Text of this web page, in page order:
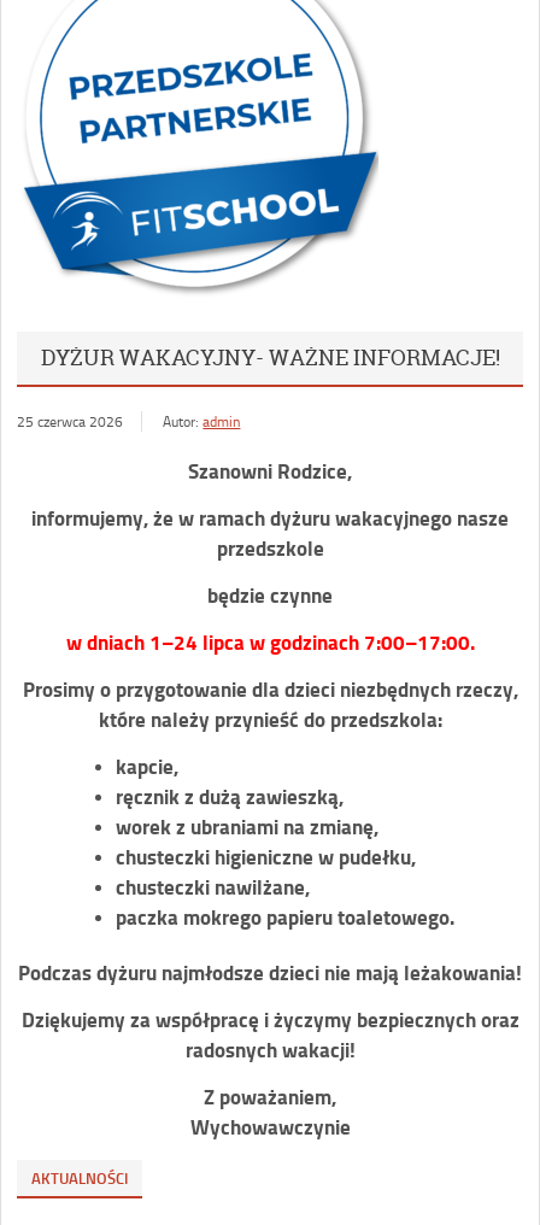
DYŻUR WAKACYJNY- WAŻNE INFORMACJE!
25 czerwca 2026 Autor:admin
Szanowni Rodzice,
informujemy, że w ramach dyżuru wakacyjnego nasze
przedszkole
będzie czynne
w dniach 1–24 lipca w godzinach 7:00–17:00.
Prosimy o przygotowanie dla dzieci niezbędnych rzeczy,
które należy przynieść do przedszkola:
kapcie,
ręcznik z dużą zawieszką,
worek z ubraniami na zmianę,
chusteczki higieniczne w pudełku,
chusteczki nawilżane,
paczka mokrego papieru toaletowego.
Podczas dyżuru najmłodsze dzieci nie mają leżakowania!
Dziękujemy za współpracę i życzymy bezpiecznych oraz
radosnych wakacji!
Z poważaniem,
Wychowawczynie
AKTUALNOŚCI